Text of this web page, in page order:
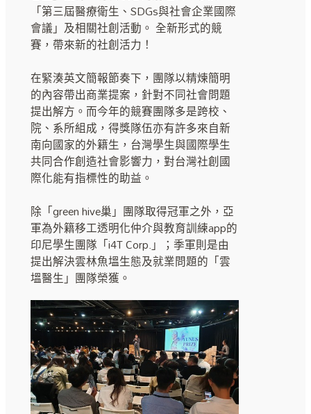
「第三屆醫療衛生、SDGs與社會企業國際
會議」及相關社創活動。 全新形式的競
賽，帶來新的社創活力！
在緊湊英文簡報節奏下，團隊以精煉簡明
的內容帶出商業提案，針對不同社會問題
提出解方。而今年的競賽團隊多是跨校、
院、系所組成，得獎隊伍亦有許多來自新
南向國家的外籍生，台灣學生與國際學生
共同合作創造社會影響力，對台灣社創國
際化能有指標性的助益。
除「green hive巢」團隊取得冠軍之外，亞
軍為外籍移工透明化仲介與教育訓練app的
印尼學生團隊「i4T Corp.」；季軍則是由
提出解決雲林魚塭生態及就業問題的「雲
塭醫生」團隊榮獲。